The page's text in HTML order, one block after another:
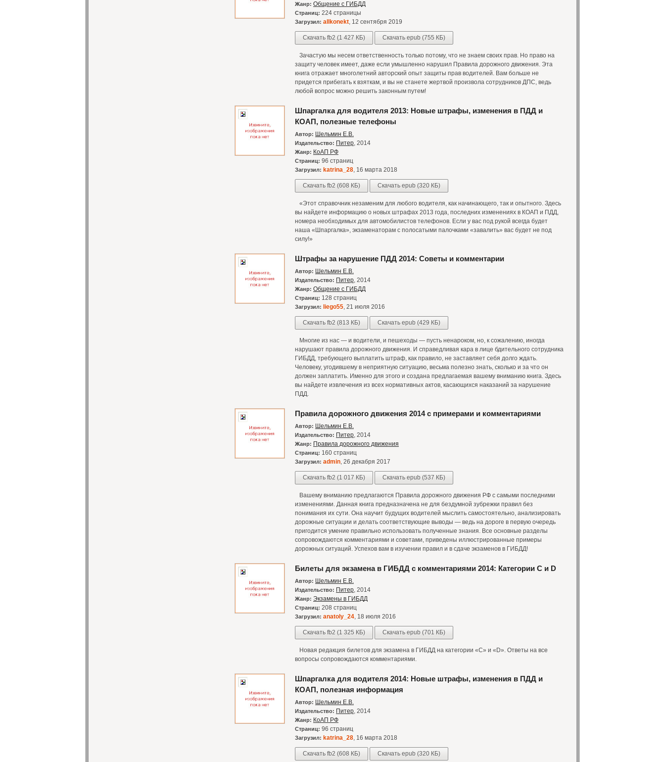
Жанр: Общение с ГИБДД
Страниц: 224 страницы
Загрузил: allkonekt, 12 сентября 2019
Скачать fb2 (1 427 КБ) Скачать epub (755 КБ)
Зачастую мы несем ответственность только потому, что не знаем своих прав. Но право на
защиту человек имеет, даже если умышленно нарушил Правила дорожного движения. Эта
книга отражает многолетний авторский опыт защиты прав водителей. Вам больше не
придется прибегать к взяткам, и вы не станете жертвой произвола сотрудников ДПС, ведь
любой вопрос можно решить законным путем!
Шпаргалка для водителя 2013: Новые штрафы, изменения в ПДД и
КОАП, полезные телефоны
Автор: Шельмин Е.В.
Издательство: Питер, 2014
Жанр: КоАП РФ
Страниц: 96 страниц
Загрузил: katrina_28, 16 марта 2018
Скачать fb2 (608 КБ) Скачать epub (320 КБ)
«Этот справочник незаменим для любого водителя, как начинающего, так и опытного. Здесь
вы найдете информацию о новых штрафах 2013 года, последних изменениях в КОАП и ПДД,
номера необходимых для автомобилистов телефонов. Если у вас под рукой всегда будет
наша «Шпаргалка», экзаменаторам с полосатыми палочками «завалить» вас будет не под
силу!»
Штрафы за нарушение ПДД 2014: Советы и комментарии
Автор: Шельмин Е.В.
Издательство: Питер, 2014
Жанр: Общение с ГИБДД
Страниц: 128 страниц
Загрузил: liego55, 21 июля 2016
Скачать fb2 (813 КБ) Скачать epub (429 КБ)
Многие из нас — и водители, и пешеходы — пусть ненароком, но, к сожалению, иногда
нарушают правила дорожного движения. И справедливая кара в лице бдительного сотрудника
ГИБДД, требующего выплатить штраф, как правило, не заставляет себя долго ждать.
Человеку, угодившему в неприятную ситуацию, весьма полезно знать, сколько и за что он
должен заплатить. Именно для этого и создана предлагаемая вашему вниманию книга. Здесь
вы найдете извлечения из всех нормативных актов, касающихся наказаний за нарушение
ПДД.
Правила дорожного движения 2014 с примерами и комментариями
Автор: Шельмин Е.В.
Издательство: Питер, 2014
Жанр: Правила дорожного движения
Страниц: 160 страниц
Загрузил: admin, 26 декабря 2017
Скачать fb2 (1 017 КБ) Скачать epub (537 КБ)
Вашему вниманию предлагаются Правила дорожного движения РФ с самыми последними
изменениями. Данная книга предназначена не для бездумной зубрежки правил без
понимания их сути. Она научит будущих водителей мыслить самостоятельно, анализировать
дорожные ситуации и делать соответствующие выводы — ведь на дороге в первую очередь
пригодится умение правильно использовать полученные знания. Все основные разделы
сопровождаются комментариями и советами, приведены иллюстрированные примеры
дорожных ситуаций. Успехов вам в изучении правил и в сдаче экзаменов в ГИБДД!
Билеты для экзамена в ГИБДД с комментариями 2014: Категории С и D
Автор: Шельмин Е.В.
Издательство: Питер, 2014
Жанр: Экзамены в ГИБДД
Страниц: 208 страниц
Загрузил: anatoly_24, 18 июля 2016
Скачать fb2 (1 325 КБ) Скачать epub (701 КБ)
Новая редакция билетов для экзамена в ГИБДД на категории «С» и «D». Ответы на все
вопросы сопровождаются комментариями.
Шпаргалка для водителя 2014: Новые штрафы, изменения в ПДД и
КОАП, полезная информация
Автор: Шельмин Е.В.
Издательство: Питер, 2014
Жанр: КоАП РФ
Страниц: 96 страниц
Загрузил: katrina_28, 16 марта 2018
Скачать fb2 (608 КБ) Скачать epub (320 КБ)